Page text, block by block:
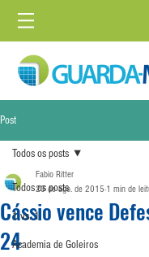
Post
Todos os posts
1 vs. 1
Academia de Goleiros
Todos os posts
Cássio vence
24
Fabio Ritter
23 de ago. de 2015 1 min de